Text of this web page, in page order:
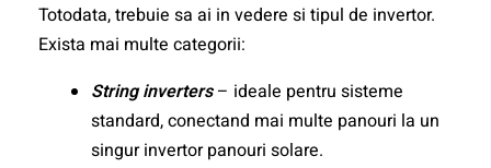
Totodata, trebuie sa ai in vedere si tipul de invertor.
Exista mai multe categorii:
String inverters– ideale pentru sisteme
standard, conectand mai multe panouri la un
singur invertor panouri solare.